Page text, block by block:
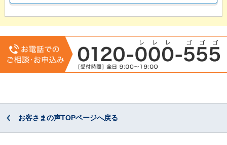
お客さまの声TOPページへ戻る